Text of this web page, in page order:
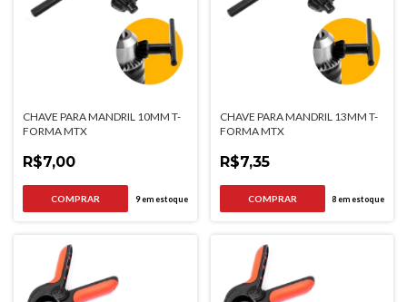
CHAVE PARA MANDRIL 10MM T-
FORMA MTX
R$7,00
9em estoque
CHAVE PARA MANDRIL 13MM T-
FORMA MTX
R$7,35
8em estoque